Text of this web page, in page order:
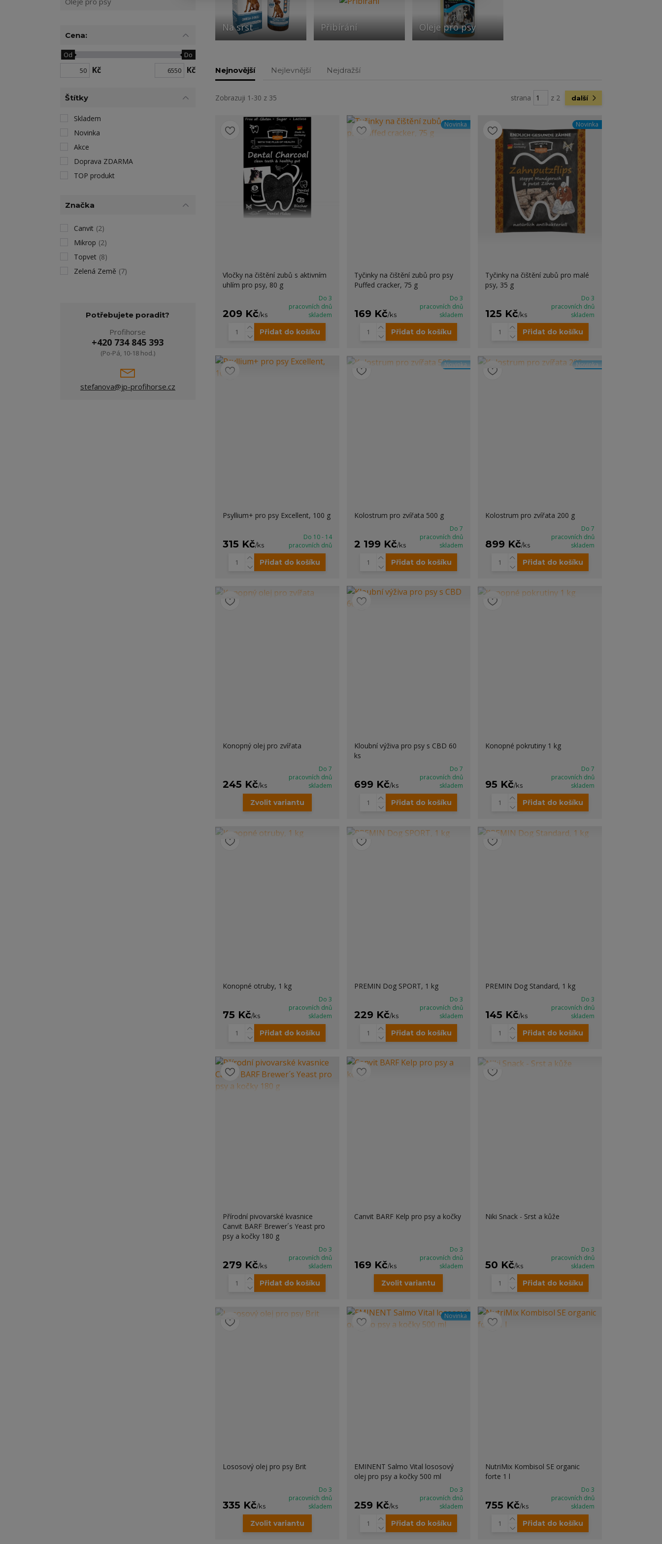
Na srst Přibírání Oleje pro psy
Nejnovější Nejlevnější Nejdražší
Zobrazuji 1-30 z 35 strana z 2 další
Vločky na čištění zubů s aktivním
uhlím pro psy, 80 g
209 Kč/ks
Do 3
pracovních dnů
skladem
Přidat do košíku
Novinka
Tyčinky na čištění zubů pro psy
Puffed cracker, 75 g
169 Kč/ks
Do 3
pracovních dnů
skladem
Přidat do košíku
Novinka
Tyčinky na čištění zubů pro malé
psy, 35 g
125 Kč/ks
Do 3
pracovních dnů
skladem
Přidat do košíku
Psyllium+ pro psy Excellent, 100 g
315 Kč/ks
Do 10 - 14
pracovních dnů
Přidat do košíku
Novinka
Kolostrum pro zvířata 500 g
2 199 Kč/ks
Do 7
pracovních dnů
skladem
Přidat do košíku
Novinka
Kolostrum pro zvířata 200 g
899 Kč/ks
Do 7
pracovních dnů
skladem
Přidat do košíku
Konopný olej pro zvířata
245 Kč/ks
Do 7
pracovních dnů
skladem
Zvolit variantu
Kloubní výživa pro psy s CBD 60
ks
699 Kč/ks
Do 7
pracovních dnů
skladem
Přidat do košíku
Konopné pokrutiny 1 kg
95 Kč/ks
Do 7
pracovních dnů
skladem
Přidat do košíku
Konopné otruby, 1 kg
75 Kč/ks
Do 3
pracovních dnů
skladem
Přidat do košíku
PREMIN Dog SPORT, 1 kg
229 Kč/ks
Do 3
pracovních dnů
skladem
Přidat do košíku
PREMIN Dog Standard, 1 kg
145 Kč/ks
Do 3
pracovních dnů
skladem
Přidat do košíku
Přírodní pivovarské kvasnice
Canvit BARF Brewer´s Yeast pro
psy a kočky 180 g
279 Kč/ks
Do 3
pracovních dnů
skladem
Přidat do košíku
Canvit BARF Kelp pro psy a kočky
169 Kč/ks
Do 3
pracovních dnů
skladem
Zvolit variantu
Niki Snack - Srst a kůže
50 Kč/ks
Do 3
pracovních dnů
skladem
Přidat do košíku
Lososový olej pro psy Brit
335 Kč/ks
Do 3
pracovních dnů
skladem
Zvolit variantu
Novinka
EMINENT Salmo Vital lososový
olej pro psy a kočky 500 ml
259 Kč/ks
Do 3
pracovních dnů
skladem
Přidat do košíku
NutriMix Kombisol SE organic
forte 1 l
755 Kč/ks
Do 3
pracovních dnů
skladem
Přidat do košíku
Cena:
Kč
Od Do
Kč
Štítky
Skladem
Novinka
Akce
Doprava ZDARMA
TOP produkt
Značka
Canvit (2)
Mikrop (2)
Topvet (8)
Zelená Země (7)
Potřebujete poradit?
Profihorse
+420 734 845 393
(Po-Pá, 10-18 hod.)
stefanova@jp-profihorse.cz